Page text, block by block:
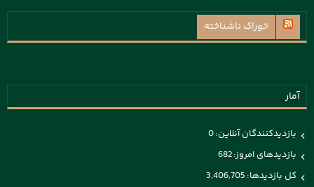
خوراک ناشناخته
آمار
بازدیدکنندگان آنلاین:0
بازدیدهای امروز:682
کل بازدیدها: 3,406,705